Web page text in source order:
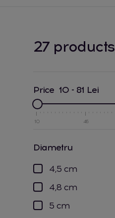
27 products
Price 10 - 81 Lei
10 46
diametru
4,5 cm
4,8 cm
5 cm